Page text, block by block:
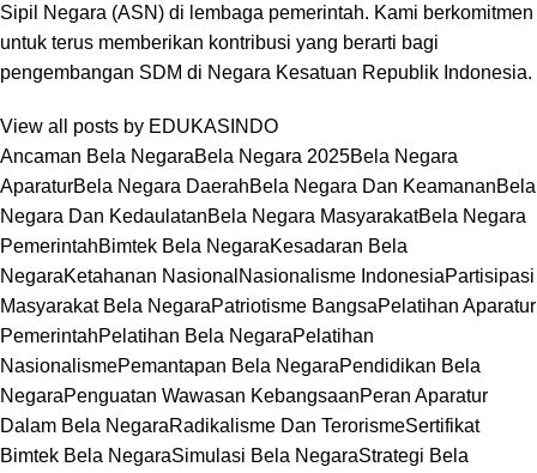
Sipil Negara (ASN) di lembaga pemerintah. Kami berkomitmen
untuk terus memberikan kontribusi yang berarti bagi
pengembangan SDM di Negara Kesatuan Republik Indonesia.
View all posts by EDUKASINDO
Ancaman Bela NegaraBela Negara 2025Bela Negara
AparaturBela Negara DaerahBela Negara Dan KeamananBela
Negara Dan KedaulatanBela Negara MasyarakatBela Negara
PemerintahBimtek Bela NegaraKesadaran Bela
NegaraKetahanan Nasional Nasionalisme IndonesiaPartisipasi
Masyarakat Bela NegaraPatriotisme BangsaPelatihan Aparatur
PemerintahPelatihan Bela NegaraPelatihan
NasionalismePemantapan Bela NegaraPendidikan Bela
NegaraPenguatan Wawasan KebangsaanPeran Aparatur
Dalam Bela NegaraRadikalisme Dan TerorismeSertifikat
Bimtek Bela NegaraSimulasi Bela NegaraStrategi Bela